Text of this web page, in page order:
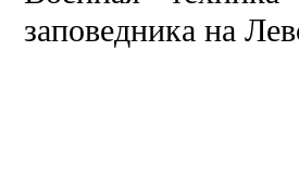
заповедника на